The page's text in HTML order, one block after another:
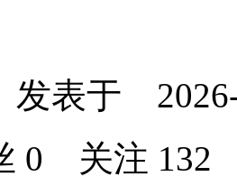
表于 2026-
0 关注 132